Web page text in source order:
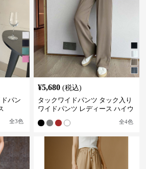
パン
全3色
¥5,680 (税込)
タックワイドパンツ タック入り
ワイドパンツ レディース ハイウ
全4色